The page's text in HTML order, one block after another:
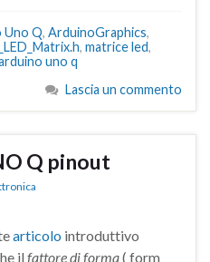
Uno Q, ArduinoGraphics,
, matrice led,
uno q
Lascia un commento
Q pinout
articolo introduttivo
il fattore di forma( form